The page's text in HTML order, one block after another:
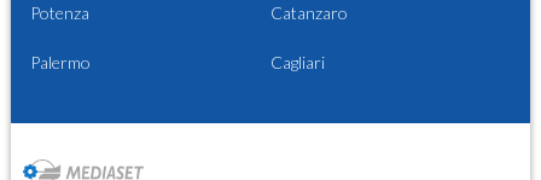
Potenza Catanzaro
Palermo Cagliari